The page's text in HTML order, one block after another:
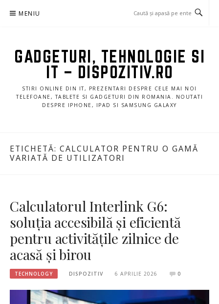
MENIU
GADGETURI, TEHNOLOGIE SI
IT – DISPOZITIV.RO
STIRI ONLINE DIN IT, PREZENTARI DESPRE CELE MAI NOI
TELEFOANE, TABLETE SI GADGETURI DIN ROMANIA. NOUTATI
DESPRE IPHONE, IPAD SI SAMSUNG GALAXY
ETICHETĂ: CALCULATOR PENTRU O GAMĂ
VARIATĂ DE UTILIZATORI
Calculatorul Interlink G6:
soluția accesibilă și eficientă
pentru activitățile zilnice de
acasă și birou
TECHNOLOGY DISPOZITIV 6 APRILIE 2026 0